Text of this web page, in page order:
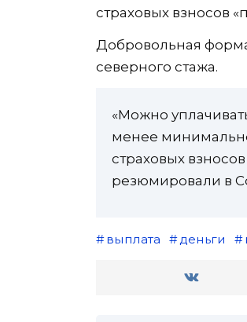
страховых взносов
Добровольная форма
северного стажа.
«Можно
менее
страховых
резюмировали в
выплата деньги